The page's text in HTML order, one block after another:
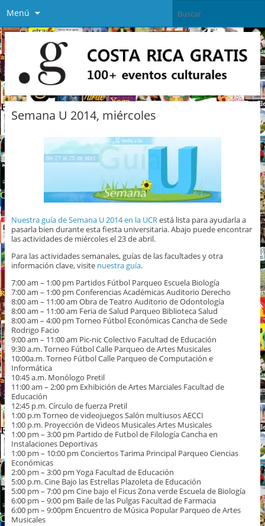
Menú
Semana U 2014, miércoles
Nuestra guía de Semana U 2014 en la UCRestá lista para ayudarla a
pasarla bien durante esta fiesta universitaria. Abajo puede encontrar
las actividades de miércoles el 23 de abril.
Para las actividades semanales, guías de las facultades y otra
información clave, visite nuestra guía.
7:00 am – 1:00 pm Partidos Fútbol Parqueo Escuela Biología
7:00 am – 1:00 pm Conferencias Académicas Auditorio Derecho
8:00 am – 11:00 am Obra de Teatro Auditorio de Odontología
8:00 am – 11:00 am Feria de Salud Parqueo Biblioteca Salud
8:00 am – 4:00 pm Torneo Fútbol Económicas Cancha de Sede
Rodrigo Facio
9:00 am – 11:00 am Pic-nic Colectivo Facultad de Educación
9:30 a.m. Torneo Fútbol Calle Parqueo de Artes Musicales
10:00a.m. Torneo Fútbol Calle Parqueo de Computación e
Informática
10:45 a.m. Monólogo Pretil
11:00 am – 2:00 pm Exhibición de Artes Marciales Facultad de
Educación
12:45 p.m. Círculo de fuerza Pretil
1:00 p.m Torneo de videojuegos Salón multiusos AECCI
1:00 p.m. Proyección de Videos Musicales Artes Musicales
1:00 pm – 3:00 pm Partido de Futbol de Filología Cancha en
Instalaciones Deportivas
1:00 pm – 10:00 pm Conciertos Tarima Principal Parqueo Ciencias
Económicas
2:00 pm – 3:00 pm Yoga Facultad de Educación
5:00 p.m. Cine Bajo las Estrellas Plazoleta de Educación
5:00 pm – 7:00 pm Cine bajo el Ficus Zona verde Escuela de Biología
6:00 pm – 9:00 pm Baile de las Pulgas Facultad de Farmacia
6:00 pm – 9:00pm Encuentro de Música Popular Parqueo de Artes
Musicales